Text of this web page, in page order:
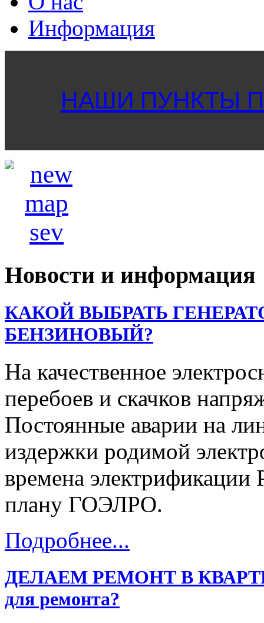
Информация
НАШИ ПУНКТЫ
Новости и информация
КАКОЙ ВЫБРАТЬ
БЕНЗИНОВЫЙ?
На качественное
перебоев и скачков
Постоянные аварии на
издержки родимой
времена электрификации
плану ГОЭЛРО.
Подробнее...
ДЕЛАЕМ РЕМОНТ В
для ремонта?